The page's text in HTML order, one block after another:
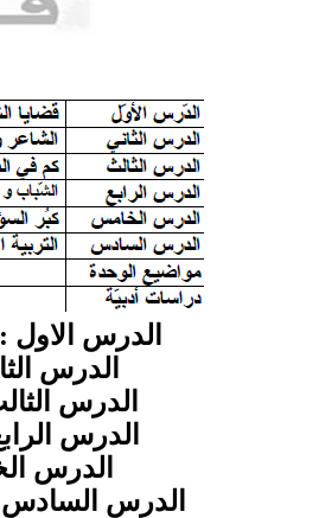
الدرس الاول
الدرس
الدرس
الدرس
الدرس
الدرس السادس :